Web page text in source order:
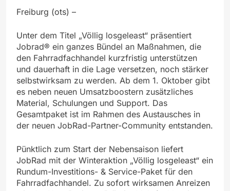
Freiburg (ots) –
Unter dem Titel „Völlig losgeleast“ präsentiert
Jobrad® ein ganzes Bündel an Maßnahmen, die
den Fahrradfachhandel kurzfristig unterstützen
und dauerhaft in die Lage versetzen, noch stärker
selbstwirksam zu werden. Ab dem 1. Oktober gibt
es neben neuen Umsatzboostern zusätzliches
Material, Schulungen und Support. Das
Gesamtpaket ist im Rahmen des Austausches in
der neuen JobRad-Partner-Community entstanden.
Pünktlich zum Start der Nebensaison liefert
JobRad mit der Winteraktion „Völlig losgeleast“ ein
Rundum-Investitions- & Service-Paket für den
Fahrradfachhandel. Zu sofort wirksamen Anreizen